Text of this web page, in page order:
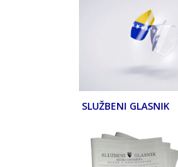
SLUŽBENI GLASNIK